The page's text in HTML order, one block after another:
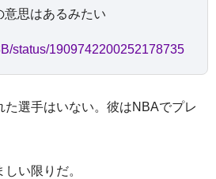
意思はあるみたい
status/1909742200252178735
た選手はいない。彼はNBAでプレ
い限りだ。